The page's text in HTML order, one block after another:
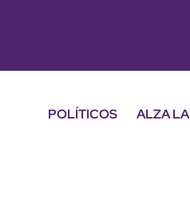
POLÍTICOS ALZA